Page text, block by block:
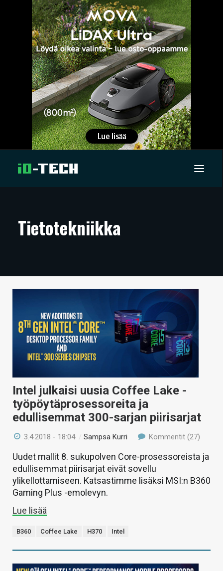
ARTIKKELIT
TECHBBS
HINTA.FI
KAUPPA
VAIHDA TEEMA
HAKU
Tietotekniikka
Intel julkaisi uusia Coffee Lake -
työpöytäprosessoreita ja
edullisemmat 300-sarjan piirisarjat
3.4.2018 - 18:04 /Sampsa Kurri Kommentit (27)
Uudet mallit 8. sukupolven Core-prosessoreista ja
edullisemmat piirisarjat eivät sovellu
ylikellottamiseen. Katsastimme lisäksi MSI:n B360
Gaming Plus -emolevyn.
Lue lisää
B360 Coffee Lake H370 Intel